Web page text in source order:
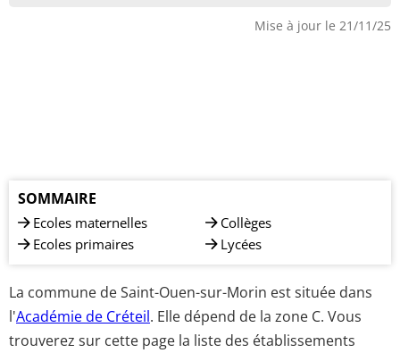
Mise à jour le 21/11/25
SOMMAIRE
Ecoles maternelles
Ecoles primaires
Collèges
Lycées
La commune de Saint-Ouen-sur-Morin est située dans
l'Académie de Créteil. Elle dépend de la zone C. Vous
trouverez sur cette page la liste des établissements